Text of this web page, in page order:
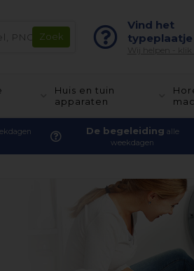
Vind het
typeplaatje
Huis en tuin
apparaten
De begeleiding alle
weekdagen